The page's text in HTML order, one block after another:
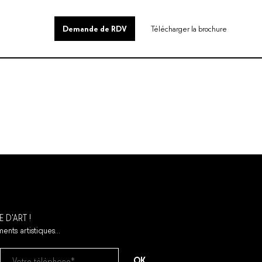
Demande de RDV Télécharger la brochure
D'ART !
artistiques...
OK